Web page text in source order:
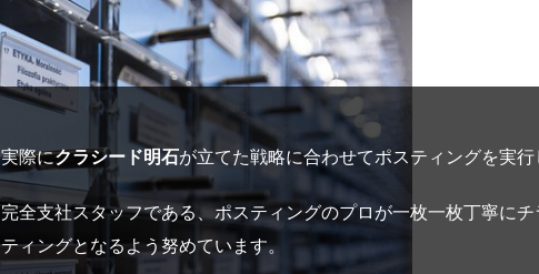
実際にクラシード明石が立てた戦略に合わせてポスティングを実
完全支社スタッフである、ポスティングのプロが一枚一枚丁寧に
ティングとなるよう努めています。